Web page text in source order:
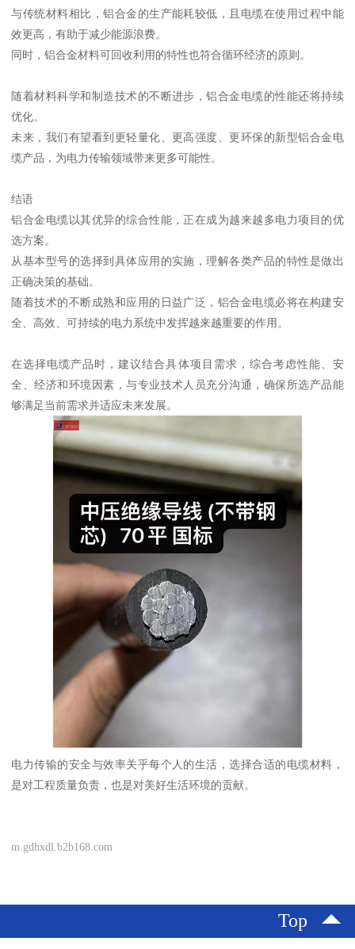
与传统材料相比，铝合金的生产能耗较低，且电缆在使用过程中能
效更高，有助于减少能源浪费。
同时，铝合金材料可回收利用的特性也符合循环经济的原则。
随着材料科学和制造技术的不断进步，铝合金电缆的性能还将持续
优化。
未来，我们有望看到更轻量化、更高强度、更环保的新型铝合金电
缆产品，为电力传输领域带来更多可能性。
结语
铝合金电缆以其优异的综合性能，正在成为越来越多电力项目的优
选方案。
从基本型号的选择到具体应用的实施，理解各类产品的特性是做出
正确决策的基础。
随着技术的不断成熟和应用的日益广泛，铝合金电缆必将在构建安
全、高效、可持续的电力系统中发挥越来越重要的作用。
在选择电缆产品时，建议结合具体项目需求，综合考虑性能、安
全、经济和环境因素，与专业技术人员充分沟通，确保所选产品能
够满足当前需求并适应未来发展。
电力传输的安全与效率关乎每个人的生活，选择合适的电缆材料，
是对工程质量负责，也是对美好生活环境的贡献。
m.gdhxdl.b2b168.com
Top